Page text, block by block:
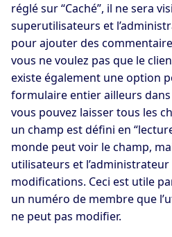
réglé sur “Caché”, il ne sera
superutilisateurs et
pour ajouter des
vous ne voulez pas que le
existe également une option
formulaire entier ailleurs dans
vous pouvez laisser tous les
un champ est défini en
monde peut voir le champ,
utilisateurs et
modifications. Ceci est utile
un numéro de membre que
ne peut pas modifier.